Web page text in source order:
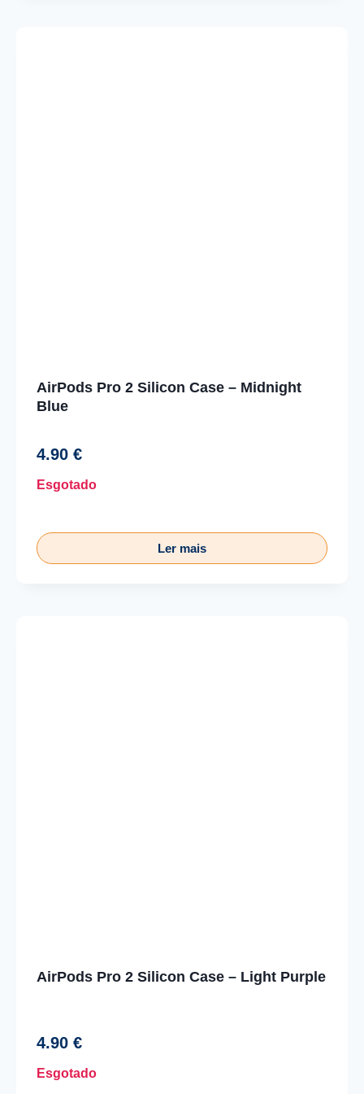
AirPods Pro 2 Silicon Case – Midnight
Blue
4.90 €
Esgotado
Ler mais
AirPods Pro 2 Silicon Case – Light Purple
4.90 €
Esgotado